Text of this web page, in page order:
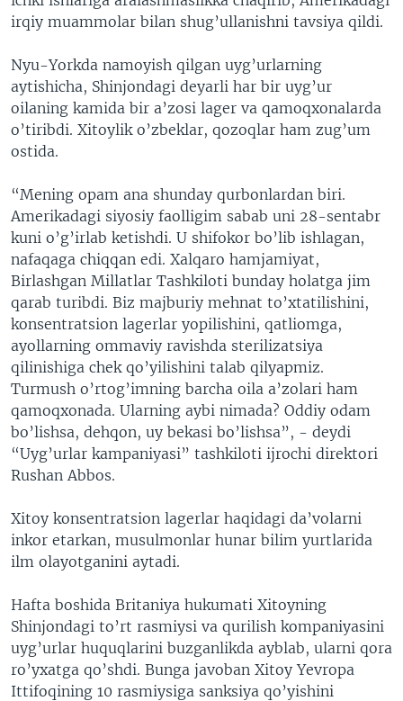
irqiy muammolar bilan shug’ullanishni tavsiya qildi.
Nyu-Yorkda namoyish qilgan uyg’urlarning
aytishicha, Shinjondagi deyarli har bir uyg’ur
oilaning kamida bir a’zosi lager va qamoqxonalarda
o’tiribdi. Xitoylik o’zbeklar, qozoqlar ham zug’um
ostida.
“Mening opam ana shunday qurbonlardan biri.
Amerikadagi siyosiy faolligim sabab uni 28-sentabr
kuni o’g’irlab ketishdi. U shifokor bo’lib ishlagan,
nafaqaga chiqqan edi. Xalqaro hamjamiyat,
Birlashgan Millatlar Tashkiloti bunday holatga jim
qarab turibdi. Biz majburiy mehnat to’xtatilishini,
konsentratsion lagerlar yopilishini, qatliomga,
ayollarning ommaviy ravishda sterilizatsiya
qilinishiga chek qo’yilishini talab qilyapmiz.
Turmush o’rtog’imning barcha oila a’zolari ham
qamoqxonada. Ularning aybi nimada? Oddiy odam
bo’lishsa, dehqon, uy bekasi bo’lishsa”, - deydi
“Uyg’urlar kampaniyasi” tashkiloti ijrochi direktori
Rushan Abbos.
Xitoy konsentratsion lagerlar haqidagi da’volarni
inkor etarkan, musulmonlar hunar bilim yurtlarida
ilm olayotganini aytadi.
Hafta boshida Britaniya hukumati Xitoyning
Shinjondagi to’rt rasmiysi va qurilish kompaniyasini
uyg’urlar huquqlarini buzganlikda ayblab, ularni qora
ro’yxatga qo’shdi. Bunga javoban Xitoy Yevropa
Ittifoqining 10 rasmiysiga sanksiya qo’yishini